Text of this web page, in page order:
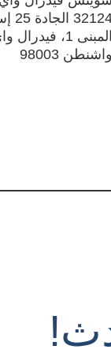
32124
المبنى 1، فيدرال
واشنطن 98003